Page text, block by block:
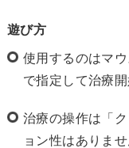
遊び方
使用するのはマ
で指定して治療開
治療の操作は「
ョン性はありませ